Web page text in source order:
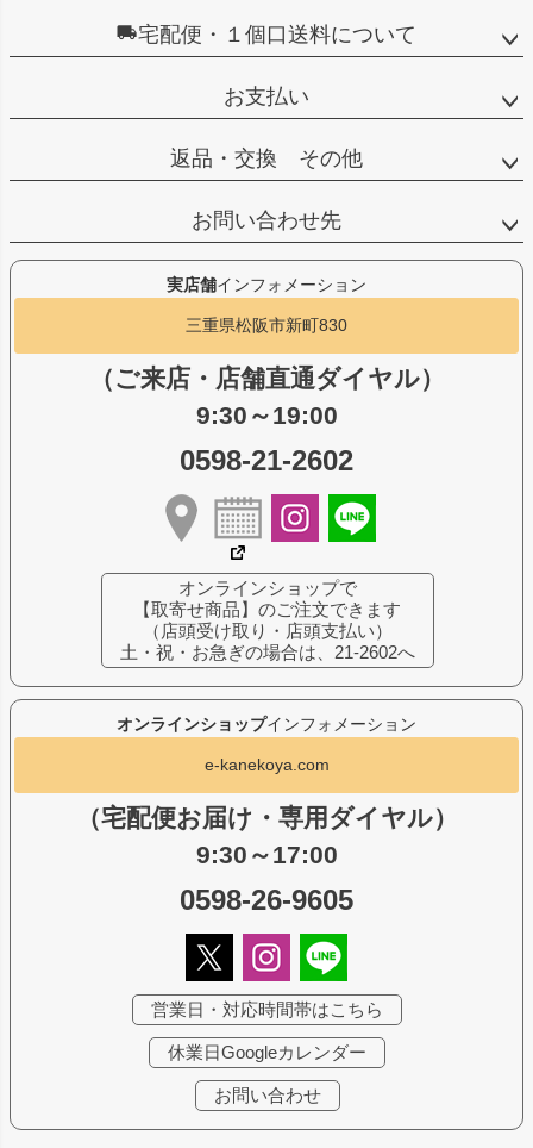
宅配便・１個口送料について
お支払い
返品・交換 その他
お問い合わせ先
オンラインショップインフォメーション
e-kanekoya.com
（宅配便お届け・専用ダイヤル）
9:30～17:00
0598-26-9605
営業日・対応時間帯はこちら
休業日Googleカレンダー
お問い合わせ
実店舗インフォメーション
三重県松阪市新町830
（ご来店・店舗直通ダイヤル）
9:30～19:00
0598-21-2602
オンラインショップで
【取寄せ商品】のご注文できます
（店頭受け取り・店頭支払い）
土・祝・お急ぎの場合は、21-2602へ